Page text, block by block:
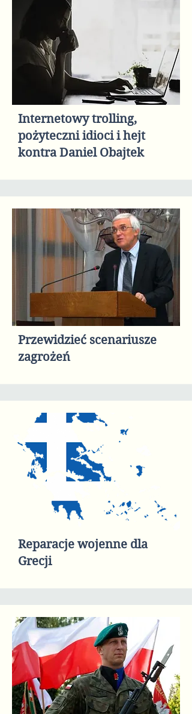
Internetowy trolling,
pożyteczni idioci i hejt
kontra Daniel Obajtek
Przewidzieć scenariusze
zagrożeń
Reparacje wojenne dla
Grecji